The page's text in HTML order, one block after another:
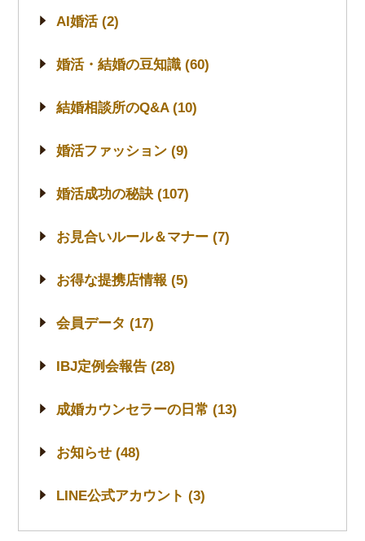
AI婚活 (2)
婚活・結婚の豆知識 (60)
結婚相談所のQ&A (10)
婚活ファッション (9)
婚活成功の秘訣 (107)
お見合いルール＆マナー (7)
お得な提携店情報 (5)
会員データ (17)
IBJ定例会報告 (28)
成婚カウンセラーの日常 (13)
お知らせ (48)
LINE公式アカウント (3)